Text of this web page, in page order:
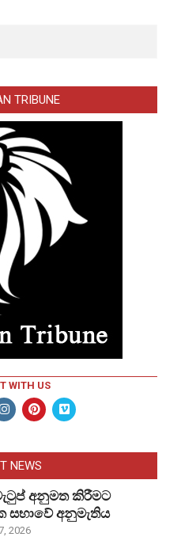
TRIBUNE
WITH US
NEWS
අනුමත කිරීමට
සභාවේ අනුමැතිය
2026